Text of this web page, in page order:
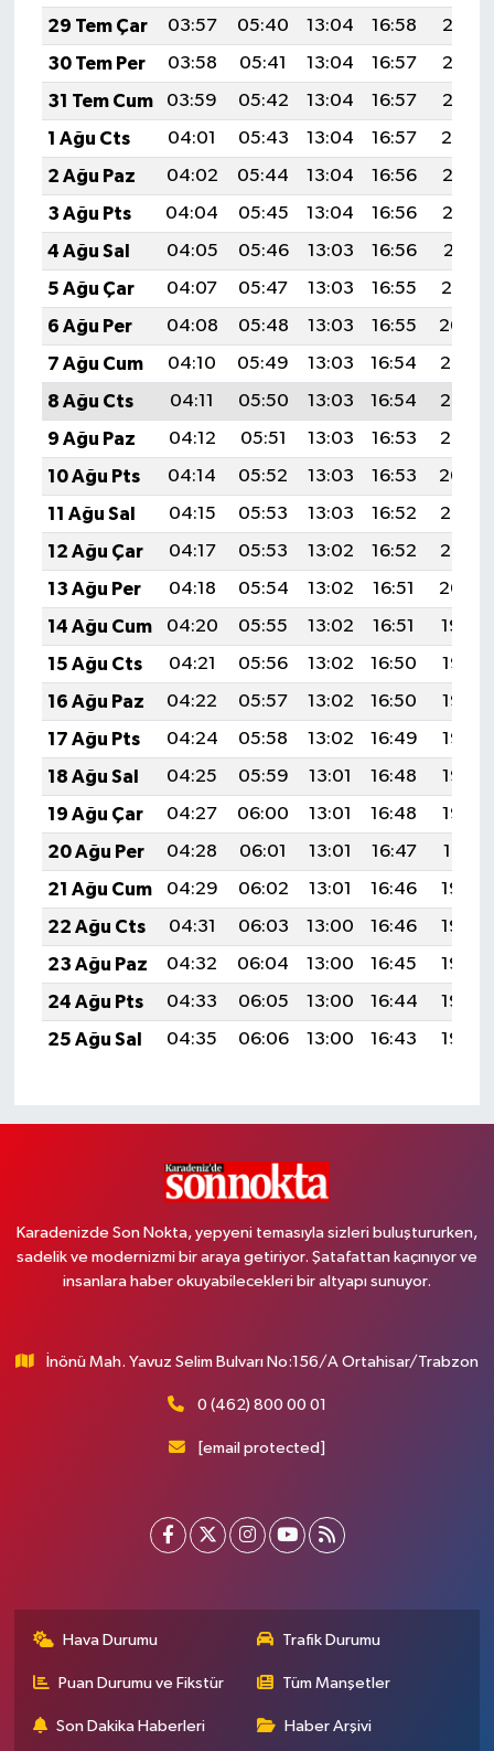
29 Tem Çar
03:57 05:40 13:04 16:58
20:17
30 Tem Per
03:58 05:41 13:04 16:57
20:16
31 Tem Cum
03:59 05:42 13:04 16:57
20:15
1 Ağu Cts
04:01 05:43 13:04 16:57
20:14
2 Ağu Paz
04:02 05:44 13:04 16:56
20:13
3 Ağu Pts
04:04 05:45 13:04 16:56
20:12
4 Ağu Sal
04:05 05:46 13:03 16:56
20:11
5 Ağu Çar
04:07 05:47 13:03 16:55
20:10
6 Ağu Per
04:08 05:48 13:03 16:55
20:09
7 Ağu Cum
04:10 05:49 13:03 16:54
20:08
8 Ağu Cts
04:11 05:50 13:03 16:54
20:07
9 Ağu Paz
04:12 05:51 13:03 16:53
20:05
10 Ağu Pts
04:14 05:52 13:03 16:53
20:04
11 Ağu Sal
04:15 05:53 13:03 16:52
20:03
12 Ağu Çar
04:17 05:53 13:02 16:52
20:02
13 Ağu Per
04:18 05:54 13:02 16:51
20:00
14 Ağu Cum
04:20 05:55 13:02 16:51
19:59
15 Ağu Cts
04:21 05:56 13:02 16:50
19:58
16 Ağu Paz
04:22 05:57 13:02 16:50
19:56
17 Ağu Pts
04:24 05:58 13:02 16:49
19:55
18 Ağu Sal
04:25 05:59 13:01 16:48
19:53
19 Ağu Çar
04:27 06:00 13:01 16:48
19:52
20 Ağu Per
04:28 06:01 13:01 16:47
19:51
21 Ağu Cum
04:29 06:02 13:01 16:46
19:49
22 Ağu Cts
04:31 06:03 13:00 16:46
19:48
23 Ağu Paz
04:32 06:04 13:00 16:45
19:46
24 Ağu Pts
04:33 06:05 13:00 16:44
19:45
25 Ağu Sal
04:35 06:06 13:00 16:43 19:43
Karadenizde Son Nokta, yepyeni temasıyla sizleri buluştururken,
sadelik ve modernizmi bir araya getiriyor. Şatafattan kaçınıyor ve
insanlara haber okuyabilecekleri bir altyapı sunuyor.
İnönü Mah. Yavuz Selim Bulvarı No:156/A Ortahisar/Trabzon
0 (462) 800 00 01
[email protected]
Hava Durumu Trafik Durumu
Puan Durumu ve Fikstür Tüm Manşetler
Son Dakika Haberleri Haber Arşivi